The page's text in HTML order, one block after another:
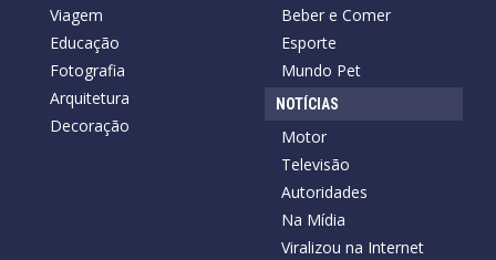
Viagem
Educação
Fotografia
Arquitetura
Decoração
Beber e Comer
Esporte
Mundo Pet
NOTÍCIAS
Motor
Televisão
Autoridades
Na Mídia
Viralizou na Internet